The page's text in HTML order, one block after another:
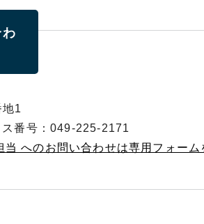
1
番号：049-225-2171
へのお問い合わせは専用フォーム